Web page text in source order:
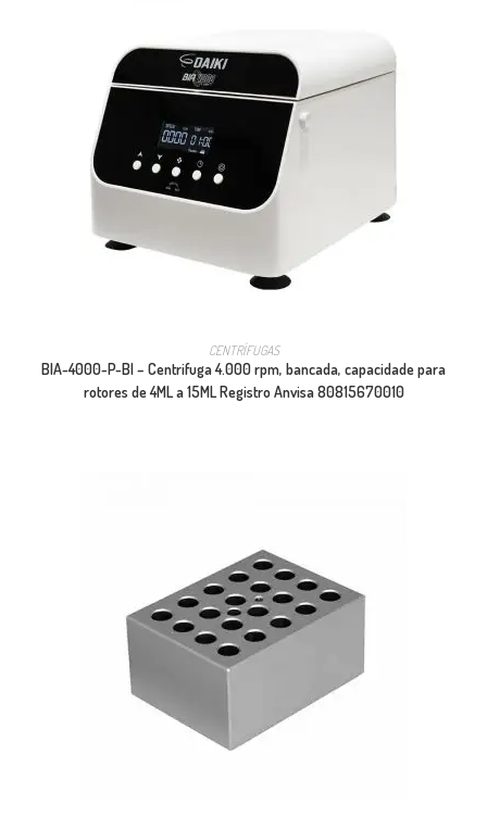
CENTRÍFUGAS
BIA-4000-P-BI – Centrifuga 4.000 rpm, bancada, capacidade para
rotores de 4ML a 15ML Registro Anvisa 80815670010